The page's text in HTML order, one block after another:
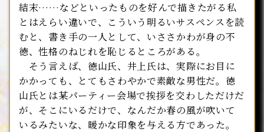
結末……などといったものを好んで描きたがる私
とはえらい違いで、こういう明るいサスペンスを読
むと、書き手の一人として、いささかわが身の不
徳、性格のねじれを恥じるところがある。
そう言えば、徳山氏、井上氏は、実際にお目に
かかっても、とてもさわやかで素敵な男性だ。徳
山氏とは某パーティー会場で挨拶を交わしただけだ
が、そこにいるだけで、なんだか春の風が吹いて
いるみたいな、暖かな印象を与える方であった。